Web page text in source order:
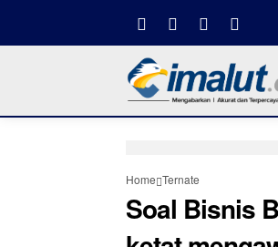
Home Ternate
Soal Bisnis